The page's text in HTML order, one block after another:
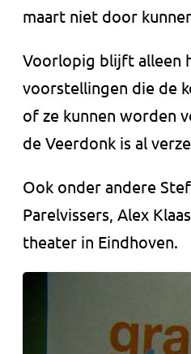
maart niet door
Voorlopig blijft alleen
voorstellingen die de
of ze kunnen worden
de Veerdonk is al
Ook onder andere
Parelvissers, Alex
theater in Eindhoven.